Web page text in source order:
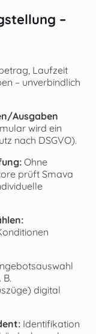
–
Laufzeit
– unverbindlich
Ausgaben
wird ein
nach DSGVO).
Ohne
prüft Smava
digital
Identifikation